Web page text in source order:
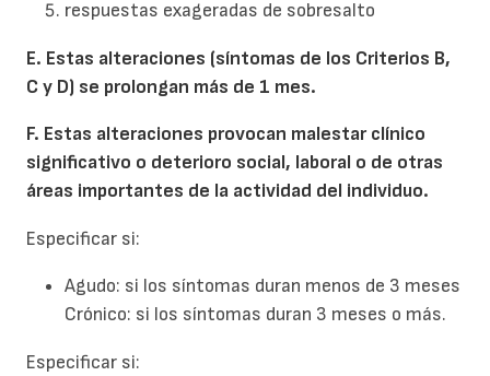
respuestas exageradas de sobresalto
E. Estas alteraciones (síntomas de los Criterios B,
C y D) se prolongan más de 1 mes.
F. Estas alteraciones provocan malestar clínico
significativo o deterioro social, laboral o de otras
áreas importantes de la actividad del individuo.
Especificar si:
Agudo: si los síntomas duran menos de 3 meses
Crónico: si los síntomas duran 3 meses o más.
Especificar si: